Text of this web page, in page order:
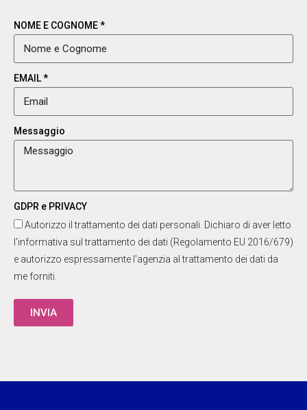
NOME E COGNOME
EMAIL
Messaggio
GDPR e PRIVACY
Autorizzo il trattamento dei dati personali. Dichiaro di aver letto
l'informativa sul trattamento dei dati (Regolamento EU 2016/679)
e autorizzo espressamente l'agenzia al trattamento dei dati da
me forniti.
INVIA